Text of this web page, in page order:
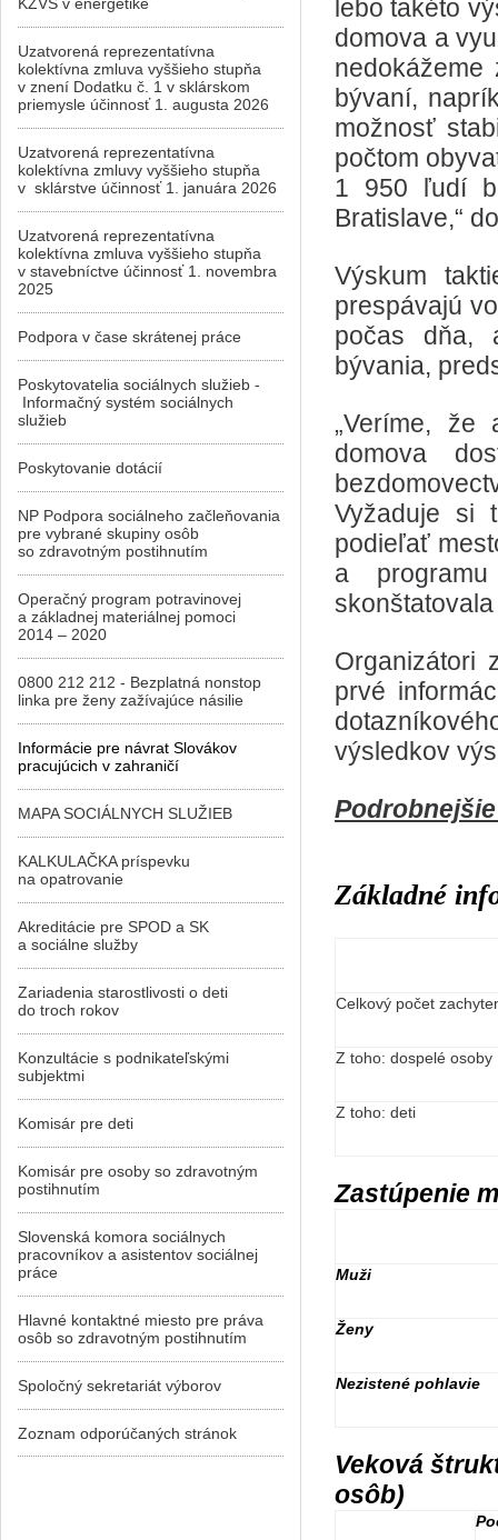
lebo takéto
domova a
bývaní,
možnosť
počtom
1 950 ľudí
Bratislave,“
Výskum
prespávajú
počas dňa,
bývania,
„Veríme,
domova
Vyžaduje si
podieľať
a
Organizátori
prvé
výsledkov
Základné
Celkový počet
Z toho: dospelé osoby
Z toho: deti
Zastúpenie
Muži
Ženy
Nezistené pohlavie
Veková
osôb)
Uzatvorená reprezentatívna
kolektívna zmluva vyššieho stupňa
v znení Dodatku č. 1 v sklárskom
priemysle účinnosť 1. augusta 2026
Uzatvorená reprezentatívna
kolektívna zmluvy vyššieho stupňa
v sklárstve účinnosť 1. januára 2026
Uzatvorená reprezentatívna
kolektívna zmluva vyššieho stupňa
v stavebníctve účinnosť 1. novembra
2025
Podpora v čase skrátenej práce
Poskytovatelia sociálnych služieb -
Informačný systém sociálnych
služieb
Poskytovanie dotácií
NP Podpora sociálneho začleňovania
pre vybrané skupiny osôb
so zdravotným postihnutím
Operačný program potravinovej
a základnej materiálnej pomoci
2014 – 2020
0800 212 212 - Bezplatná nonstop
linka pre ženy zažívajúce násilie
Informácie pre návrat Slovákov
pracujúcich v zahraničí
MAPA SOCIÁLNYCH SLUŽIEB
KALKULAČKA príspevku
na opatrovanie
Akreditácie pre SPOD a SK
a sociálne služby
Zariadenia starostlivosti o deti
do troch rokov
Konzultácie s podnikateľskými
subjektmi
Komisár pre deti
Komisár pre osoby so zdravotným
postihnutím
Slovenská komora sociálnych
pracovníkov a asistentov sociálnej
práce
Hlavné kontaktné miesto pre práva
osôb so zdravotným postihnutím
Spoločný sekretariát výborov
Zoznam odporúčaných stránok